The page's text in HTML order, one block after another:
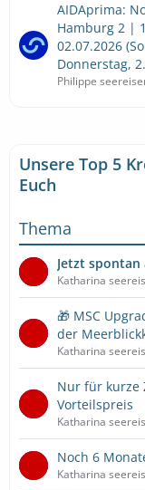
AIDAprima:
Hamburg 2 |
02.07.2026
Donnerstag,
Philippe
Unsere Top 5
Euch
Thema
Jetzt spontan
Katharina
🎁 MSC
der
Katharina
Nur für kurze
Vorteilspreis
Katharina
Noch 6
Katharina